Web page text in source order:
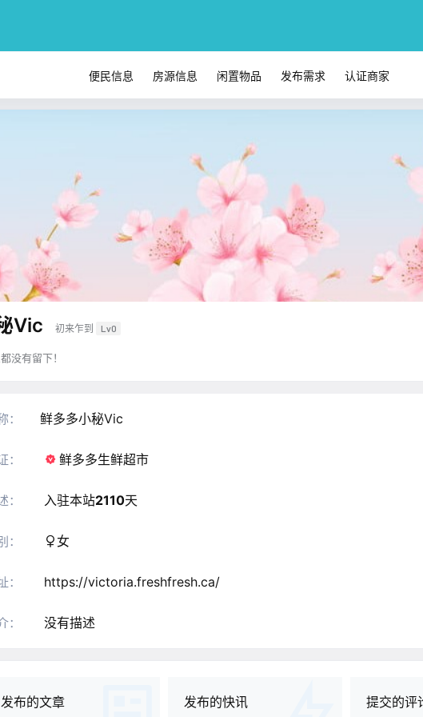
便民信息 房源信息 闲置物品 发布需求 认证商家
Vic 初来乍到 Lv0
没有留下！
： 鲜多多小秘Vic
： 鲜多多生鲜超市
： 入驻本站2110天
： 女
： https://victoria.freshfresh.ca/
： 没有描述
发布的文章 发布的快讯 提交的评